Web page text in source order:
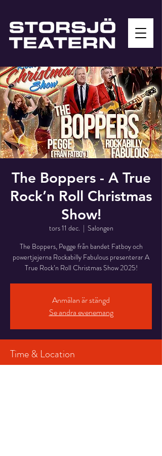
The Boppers - A True
Rock’n Roll Christmas
Show!
tors 11 dec.
  |
Salongen
The Boppers, Pegge från bandet Fatboy och
powertjejerna Rockabilly Fabulous presenterar A
True Rock’n Roll Christmas Show 2025!
Anmälan är stängd
Se andra evenemang
Time & Location